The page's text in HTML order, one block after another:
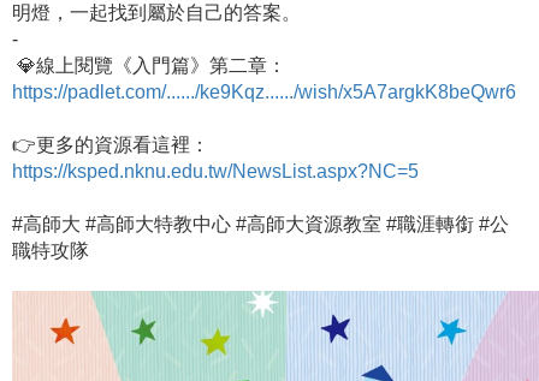
明燈，一起找到屬於自己的答案。
-
💎線上閱覽《入門篇》第二章：
https://padlet.com/....../ke9Kqz....../wish/x5A7argkK8beQwr6
👉更多的資源看這裡：
https://ksped.nknu.edu.tw/NewsList.aspx?NC=5
#高師大 #高師大特教中心 #高師大資源教室 #職涯轉銜 #公
職特攻隊